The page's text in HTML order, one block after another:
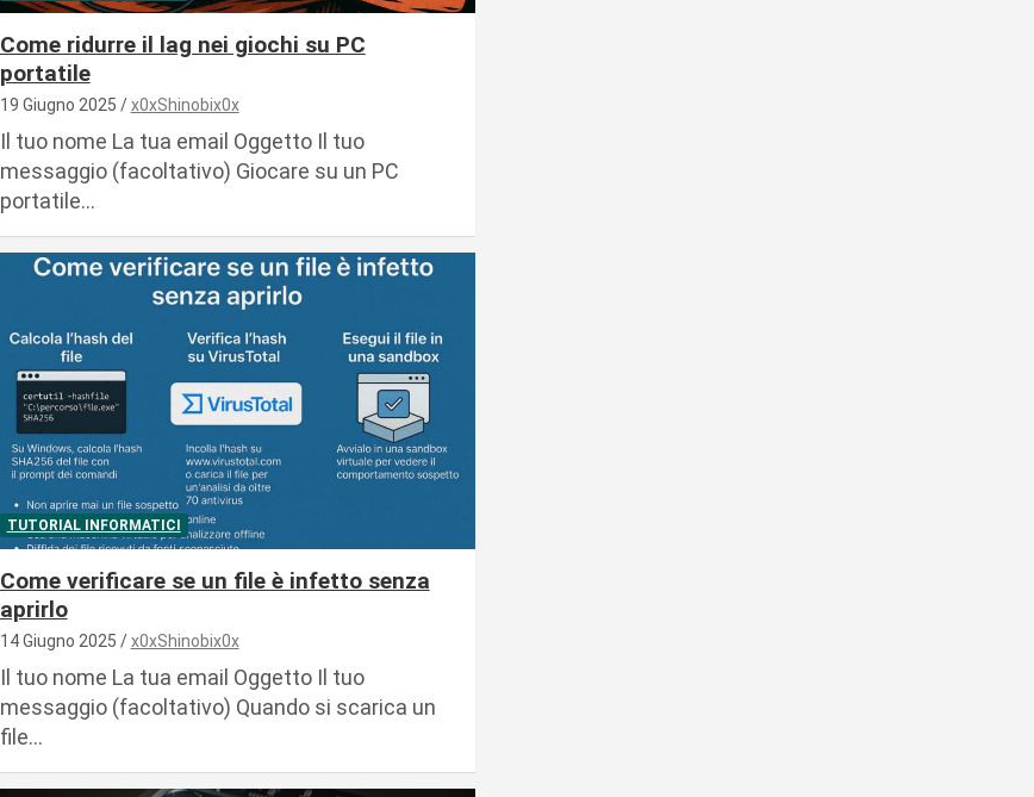
Come ridurre il lag nei giochi su PC
portatile
19 Giugno 2025 x0xShinobix0x
Il tuo nome La tua email Oggetto Il tuo
messaggio (facoltativo) Giocare su un PC
portatile…
TUTORIAL INFORMATICI
Come verificare se un file è infetto senza
aprirlo
14 Giugno 2025 x0xShinobix0x
Il tuo nome La tua email Oggetto Il tuo
messaggio (facoltativo) Quando si scarica un
file…